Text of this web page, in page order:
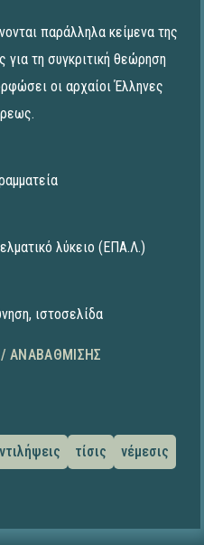
παράλληλα κείμενα της
για τη συγκριτική θεώρηση
οι αρχαίοι Έλληνες
λύκειο (ΕΠΑ.Λ.)
, ιστοσελίδα
ΑΝΑΒΆΘΜΙΣΗΣ
τίσις νέμεσις